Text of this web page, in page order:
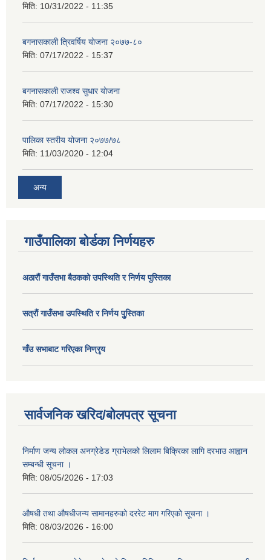
मिति: 10/31/2022 - 11:35
बगनासकाली त्रिवर्षिय याेजना २०७७-८०
मिति: 07/17/2022 - 15:37
बगनासकाली राजश्व सुधार याेजना
मिति: 07/17/2022 - 15:30
पालिका स्तरीय योजना २०७७/७८
मिति: 11/03/2020 - 12:04
अन्य
गाउँपालिका बोर्डका निर्णयहरु
अठाराैं गाउँसभा बैठकको उपस्थिति र निर्णय पुस्तिका
सत्राैं गाउँसभा उपस्थिति र निर्णय पुु्स्तिका
गाँउ सभाबाट गरिएका निण्रृय
सार्वजनिक खरिद/बोलपत्र सूचना
निर्माण जन्य लोकल अनग्रेडेड ग्राभेलको लिलाम बिक्रिका लागि दरभाउ आह्वान
सम्बन्धी सूचना ।
मिति: 08/05/2026 - 17:03
औषधी तथा औषधीजन्य सामानहरुको दररेट माग गरिएको सूचना ।
मिति: 08/03/2026 - 16:00